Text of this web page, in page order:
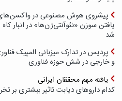
پیشروی هوش مصنوعی در
یافتن سوزن «نئوآنتی‌ژن‌ها» در انبار
شد
و خارجی در شش حوزه فناوری
یافته مهم محققان ایرانی
کدام داروهای دیابت تاثیر بیشتری بر